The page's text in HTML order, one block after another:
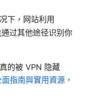
下，网站利用
过其他途径识别你
的被 VPN 隐藏
指南與實用資源，